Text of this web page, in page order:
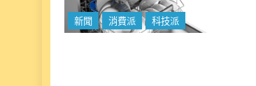
新聞 消費派 科技派